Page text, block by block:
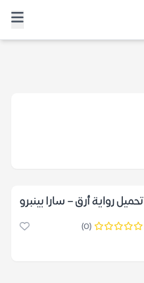
تحميل رواية أرق – سارا بينبرو
(0)